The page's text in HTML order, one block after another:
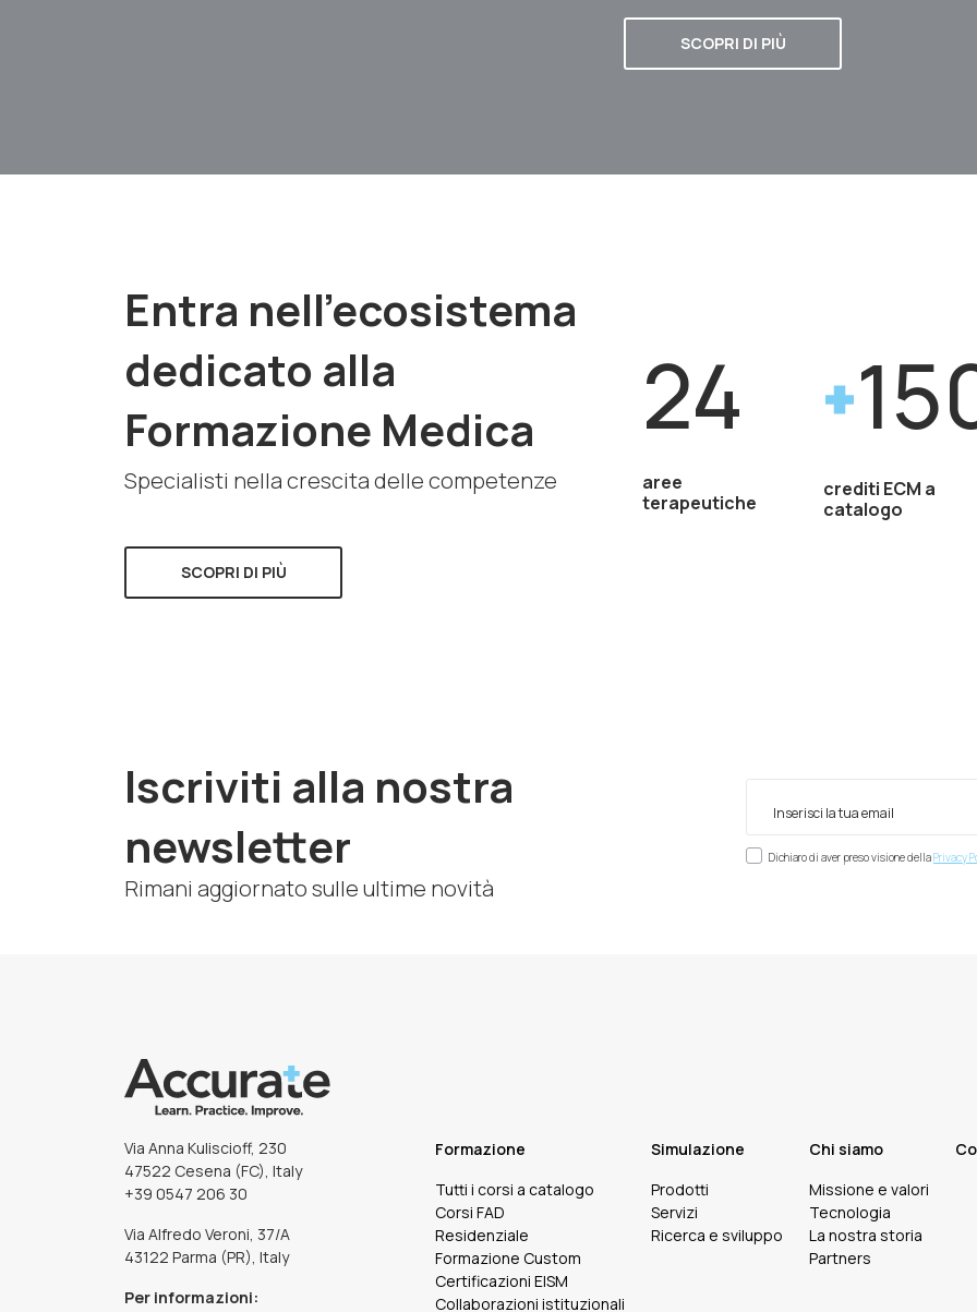
SCOPRI DI PIÙ
Entra nell'ecosistema
dedicato alla
Formazione Medica
Specialisti nella crescita delle competenze
SCOPRI DI PIÙ
24
aree
terapeutiche
crediti ECM a
catalogo
Iscriviti alla nostra
newsletter
Rimani aggiornato sulle ultime novità
Dichiaro di aver preso visione dellaPrivacy
Via Anna Kuliscioff, 230
47522 Cesena (FC), Italy
+39 0547 206 30
Via Alfredo Veroni, 37/A
43122 Parma (PR), Italy
Per informazioni:
Formazione
Tutti i corsi a catalogo
Corsi FAD
Residenziale
Formazione Custom
Certificazioni EISM
Collaborazioni istituzionali
Simulazione
Prodotti
Servizi
Ricerca e sviluppo
Chi siamo
Missione e valori
Tecnologia
La nostra storia
Partners